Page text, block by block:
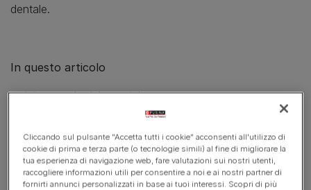
dentale.
In questo articolo
Igiene orale del cucciolo: cosa sapere
Cliccando sul pulsante "Accetta tutti i cookie" acconsenti all'utilizzo di
cookie di prima e terza parte (o tecnologie simili) al fine di migliorare la
tua esperienza di navigazione web, fare valutazioni sui nostri utenti,
raccogliere informazioni utili per consentire a noi e ai nostri partner di
fornirti annunci personalizzati in base ai tuoi interessi. Scopri di più